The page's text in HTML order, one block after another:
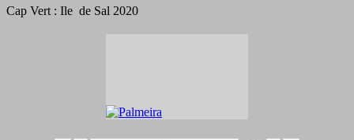
Cap Vert : Ile de Sal 2020